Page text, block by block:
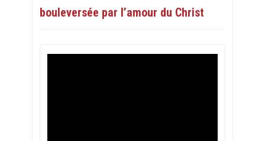
bouleversée par l’amour du Christ